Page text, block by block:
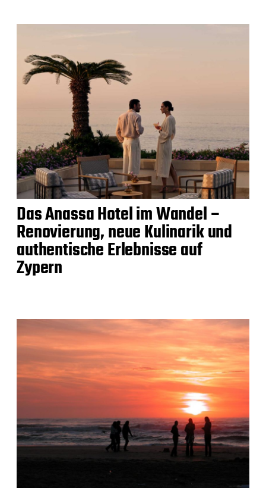
Das Anassa Hotel im Wandel –
Renovierung, neue Kulinarik und
authentische Erlebnisse auf
Zypern